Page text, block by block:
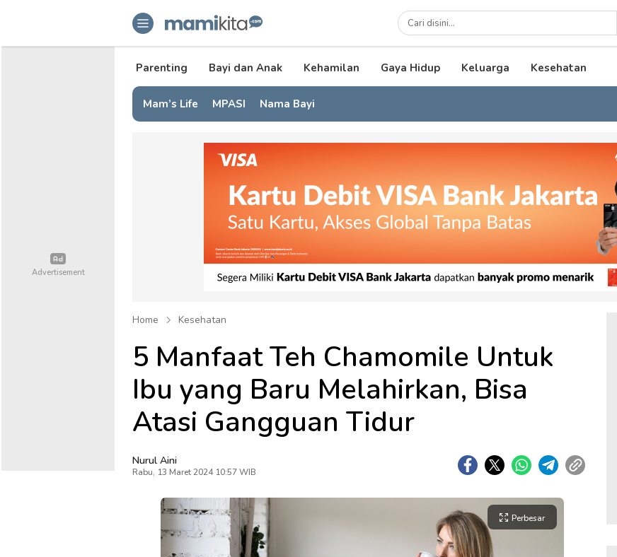
mamikita.com
Informasi Parenting untuk Mami Milenial
Parenting Bayi dan Anak Kehamilan Gaya Hidup Keluarga Kesehatan
Mam’s Life MPASI Nama Bayi
Home Kesehatan
5 Manfaat Teh Chamomile Untuk
Ibu yang Baru Melahirkan, Bisa
Atasi Gangguan Tidur
Nurul Aini
Rabu, 13 Maret 2024 10:57 WIB
Perbesar